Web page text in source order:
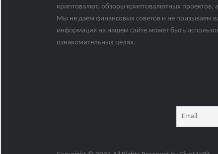
криптовалют, обзоры криптовалютных проектов,
Мы не даём финансовых советов и не призываем
информация на нашем сайте может быть
ознакомительных целях.